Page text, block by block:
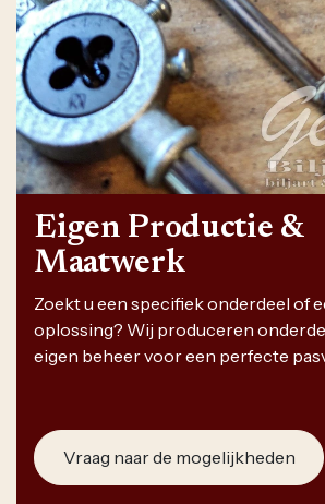
Eigen Productie &
Maatwerk
Zoekt u een specifiek onderdeel of
oplossing? Wij produceren
eigen beheer voor een perfecte
Vraag naar de mogelijkheden